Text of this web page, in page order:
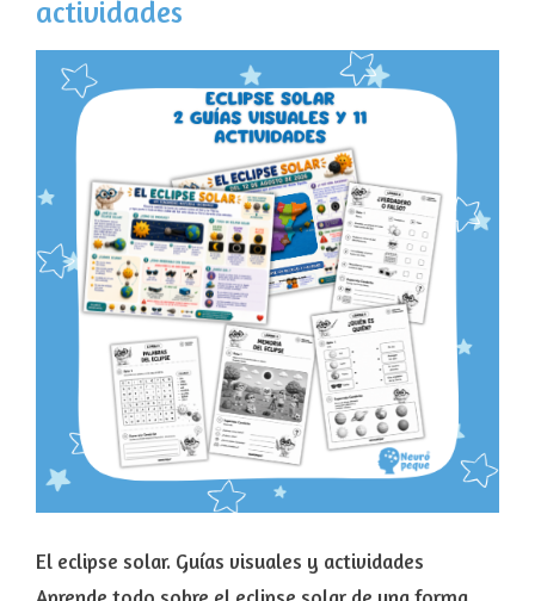
actividades
El eclipse solar. Guías visuales y actividades